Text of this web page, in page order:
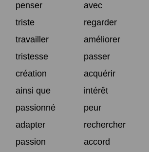
penser
avec
triste
regarder
travailler
améliorer
tristesse
passer
création
acquérir
ainsi que
intérêt
passionné
peur
adapter
rechercher
passion
accord